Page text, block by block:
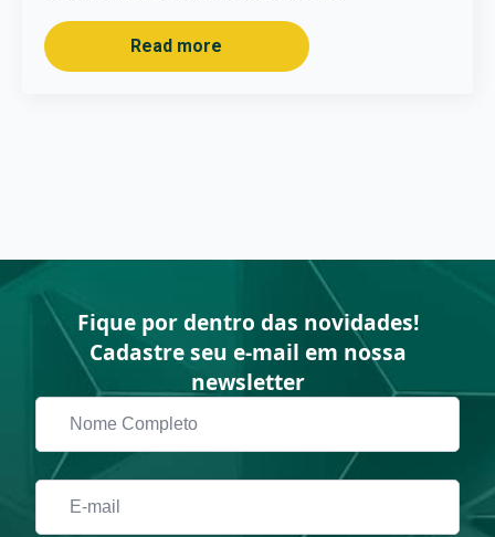
Read more
Fique por dentro das novidades!
Cadastre seu e-mail em nossa
newsletter
Nome
Completo
Email